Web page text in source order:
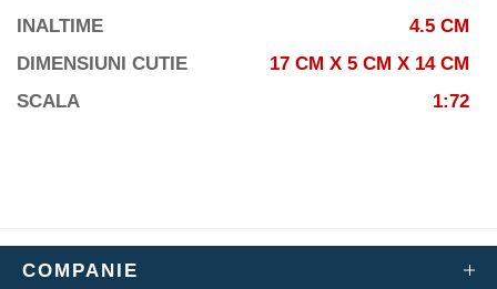
INALTIME
4.5 CM
DIMENSIUNI CUTIE
17 CM X 5 CM X 14 CM
SCALA
1:72
COMPANIE